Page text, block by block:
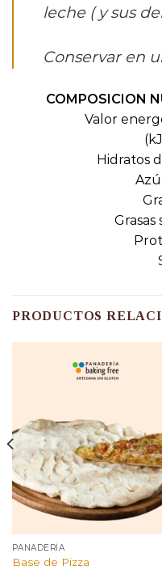
leche ( y sus
Conservar en
COMPOSICION
Valor
Hidratos
Grasas
PRODUCTOS
PANADERÍA
Base de Pizza